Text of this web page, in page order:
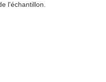
l'échantillon.